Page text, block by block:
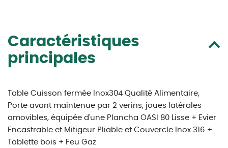
Caractéristiques
principales
Table Cuisson fermée Inox304 Qualité Alimentaire,
Porte avant maintenue par 2 verins, joues latérales
amovibles, équipée d'une Plancha OASI 80 Lisse + Evier
Encastrable et Mitigeur Pliable et Couvercle Inox 316 +
Tablette bois + Feu Gaz